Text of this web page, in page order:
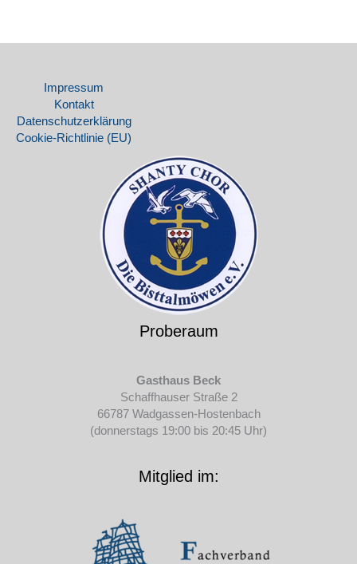
Impressum
Kontakt
Datenschutz­erklärung
Cookie-Richtlinie (EU)
Proberaum
Gasthaus Beck
Schaffhauser Straße 2
66787 Wadgassen-Hostenbach
(donnerstags 19:00 bis 20:45 Uhr)
Mitglied im: